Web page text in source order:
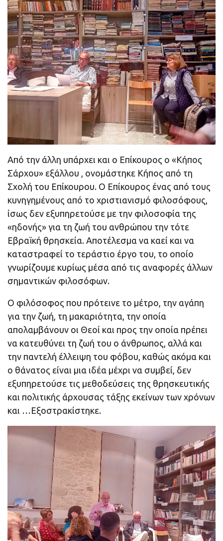
Από την άλλη υπάρχει και ο Επίκουρος ο «Κήπος
Σάρχου» εξάλλου , ονομάστηκε Κήπος από τη
Σχολή του Επίκουρου. Ο Επίκουρος ένας από τους
κυνηγημένους από το χριστιανισμό φιλοσόφους,
ίσως δεν εξυπηρετούσε με την φιλοσοφία της
«ηδονής» για τη ζωή του ανθρώπου την τότε
Εβραϊκή θρησκεία. Αποτέλεσμα να καεί και να
καταστραφεί το τεράστιο έργο του, το οποίο
γνωρίζουμε κυρίως μέσα από τις αναφορές άλλων
σημαντικών φιλοσόφων.
Ο φιλόσοφος που πρότεινε το μέτρο, την αγάπη
για την ζωή, τη μακαριότητα, την οποία
απολαμβάνουν οι Θεοί και προς την οποία πρέπει
να κατευθύνει τη ζωή του ο άνθρωπος, αλλά και
την παντελή έλλειψη του φόβου, καθώς ακόμα και
ο θάνατος είναι μια ιδέα μέχρι να συμβεί, δεν
εξυπηρετούσε τις μεθοδεύσεις της θρησκευτικής
και πολιτικής άρχουσας τάξης εκείνων των χρόνων
και …Εξοστρακίστηκε.